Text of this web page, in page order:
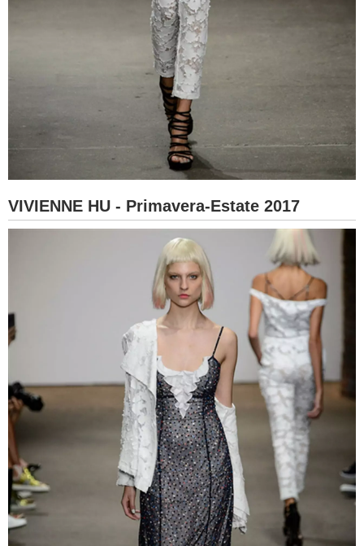
VIVIENNE HU - Primavera-Estate 2017